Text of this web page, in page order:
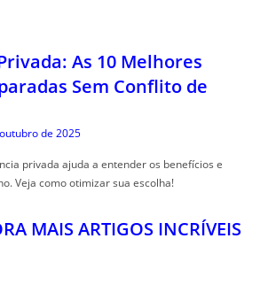
As 10 Melhores
Sem Conflito de
de 2025
privada ajuda a entender os benefícios e
Veja como otimizar sua escolha!
MAIS ARTIGOS INCRÍVEIS